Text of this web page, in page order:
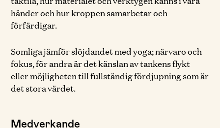
händer och hur kroppen samarbetar och
förfärdigar.
Somliga jämför slöjdandet med yoga; närvaro och
fokus, för andra är det känslan av tankens flykt
eller möjligheten till fullständig fördjupning som är
det stora värdet.
Medverkande